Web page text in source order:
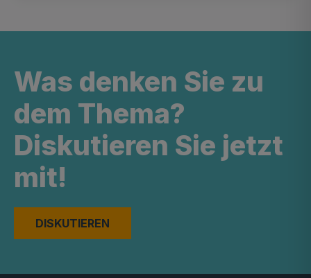
Was denken Sie zu
dem Thema?
Diskutieren Sie jetzt
mit!
DISKUTIEREN